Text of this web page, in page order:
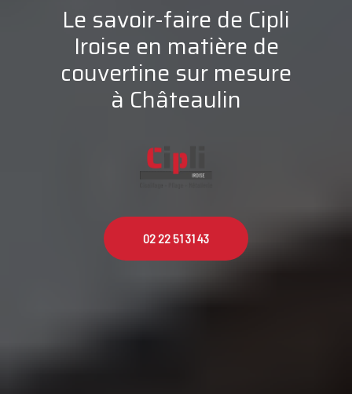
Le savoir-faire de Cipli
Iroise en matière de
couvertine sur mesure
à Châteaulin
02 22 51 31 43